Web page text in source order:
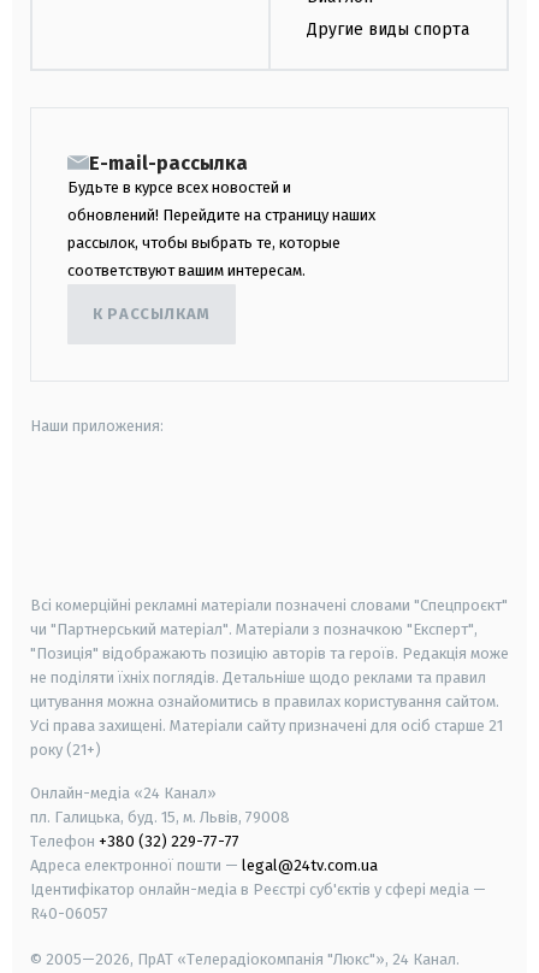
Другие виды спорта
E-mail-рассылка
Будьте в курсе всех новостей и
обновлений! Перейдите на страницу наших
рассылок, чтобы выбрать те, которые
соответствуют вашим интересам.
К РАССЫЛКАМ
Наши приложения:
Всі комерційні рекламні матеріали позначені словами "Спецпроєкт"
чи "Партнерський матеріал". Матеріали з позначкою "Експерт",
"Позиція" відображають позицію авторів та героїв. Редакція може
не поділяти їхніх поглядів. Детальніше щодо реклами та правил
цитування можна ознайомитись в правилах користування сайтом.
Усі права захищені. Матеріали сайту призначені для осіб старше 21
року (21+)
Онлайн-медіа «24 Канал»
пл. Галицька, буд. 15, м. Львів, 79008
Телефон +380 (32) 229-77-77
Адреса електронної пошти — legal@24tv.com.ua
Ідентифікатор онлайн-медіа в Реєстрі суб'єктів у сфері медіа —
R40-06057
© 2005—2026, ПрАТ «Телерадіокомпанія "Люкс"», 24 Канал.